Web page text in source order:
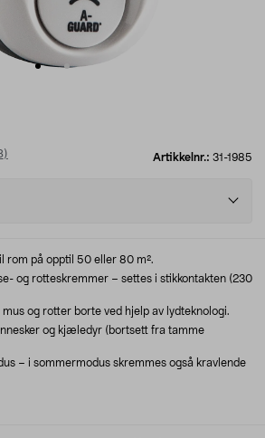
Artikkelnr.: 31-1985
)
rom på opptil 50 eller 80 m².
og rotteskremmer – settes i stikkontakten (230
og rotter borte ved hjelp av lydteknologi.
og kjæledyr (bortsett fra tamme
– i sommermodus skremmes også kravlende